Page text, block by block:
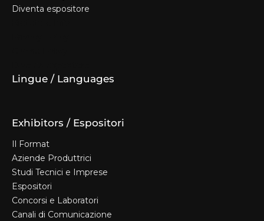
Diventa espositore
Lingue / Languages
Exhibitors / Espositori
Il Format
Aziende Produttrici
Studi Tecnici e Imprese
Espositori
Concorsi e Laboratori
Canali di Comunicazione